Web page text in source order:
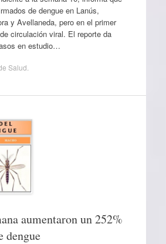
de dengue en Lanús,
y Avellaneda, pero en el primer
circulación viral. El reporte da
en estudio…
Salud
aumentaron un 252%
dengue